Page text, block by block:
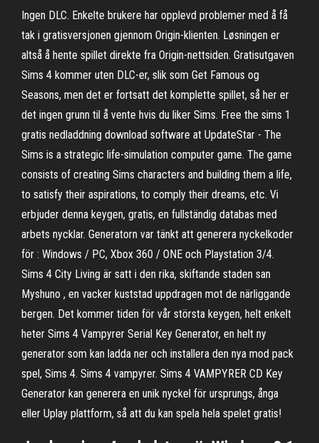
Ingen DLC. Enkelte brukere har opplevd problemer med å få
tak i gratisversjonen gjennom Origin-klienten. Løsningen er
altså å hente spillet direkte fra Origin-nettsiden. Gratisutgaven
Sims 4 kommer uten DLC-er, slik som Get Famous og
Seasons, men det er fortsatt det komplette spillet, så her er
det ingen grunn til å vente hvis du liker Sims. Free the sims 1
gratis nedladdning download software at UpdateStar - The
Sims is a strategic life-simulation computer game. The game
consists of creating Sims characters and building them a life,
to satisfy their aspirations, to comply their dreams, etc. Vi
erbjuder denna keygen, gratis, en fullständig databas med
arbets nycklar. Generatorn var tänkt att generera nyckelkoder
för : Windows / PC, Xbox 360 / ONE och Playstation 3/4.
Sims 4 City Living är satt i den rika, skiftande staden san
Myshuno , en vacker kuststad uppdragen mot de närliggande
bergen. Det kommer tiden för vår största keygen, helt enkelt
heter Sims 4 Vampyrer Serial Key Generator, en helt ny
generator som kan ladda ner och installera den nya mod pack
spel, Sims 4. Sims 4 vampyrer. Sims 4 VAMPYRER CD Key
Generator kan generera en unik nyckel för ursprungs, ånga
eller Uplay plattform, så att du kan spela hela spelet gratis!